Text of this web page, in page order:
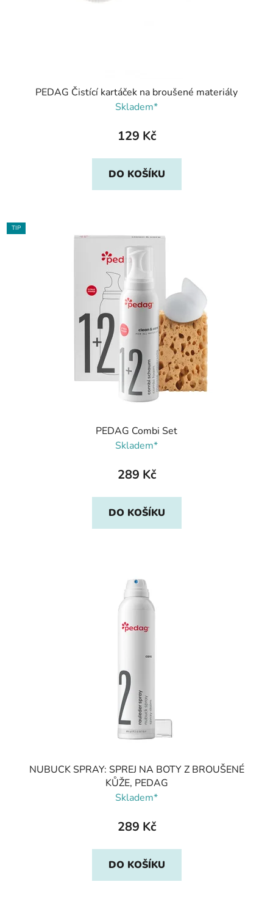
PEDAG Čistící kartáček na broušené materiály
Skladem*
129 Kč
DO KOŠÍKU
TIP
PEDAG Combi Set
Skladem*
289 Kč
DO KOŠÍKU
NUBUCK SPRAY: SPREJ NA BOTY Z BROUŠENÉ
KŮŽE, PEDAG
Skladem*
289 Kč
DO KOŠÍKU